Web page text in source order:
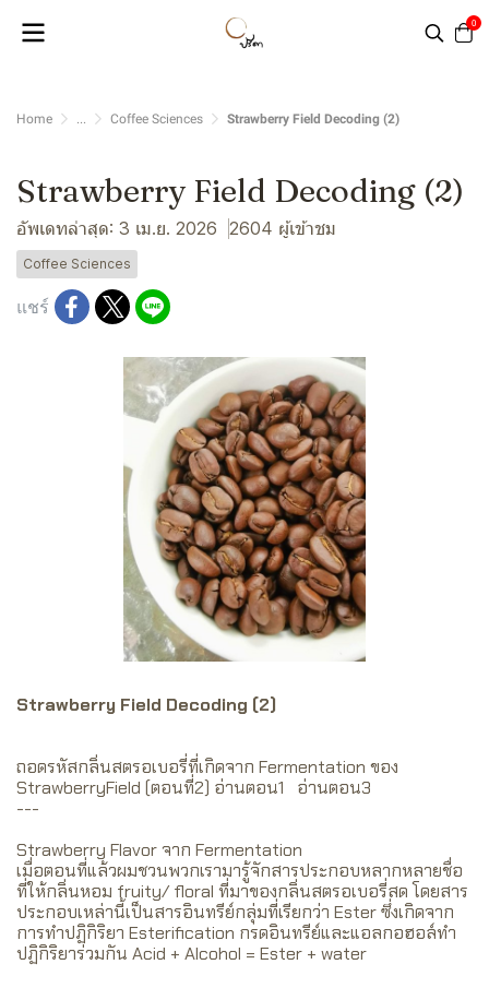
0
Home ... Coffee Sciences Strawberry Field Decoding (2)
Strawberry Field Decoding (2)
อัพเดทล่าสุด: 3 เม.ย. 2026 2604 ผู้เข้าชม
Coffee Sciences
แชร์
Strawberry Field Decoding (2)
ถอดรหัสกลิ่นสตรอเบอรี่ที่เกิดจาก Fermentation ของ
StrawberryField (ตอนที่2) อ่านตอน1 อ่านตอน3
---
Strawberry Flavor จาก Fermentation
เมื่อตอนที่แล้วผมชวนพวกเรามารู้จักสารประกอบหลากหลายชื่อ
ที่ให้กลิ่นหอม fruity/ floral ที่มาของกลิ่นสตรอเบอรี่สด โดยสาร
ประกอบเหล่านี้เป็นสารอินทรีย์กลุ่มที่เรียกว่า Ester ซึ่งเกิดจาก
การทำปฏิกิริยา Esterification กรดอินทรีย์และแอลกอฮอล์ทำ
ปฏิกิริยาร่วมกัน Acid + Alcohol = Ester + water